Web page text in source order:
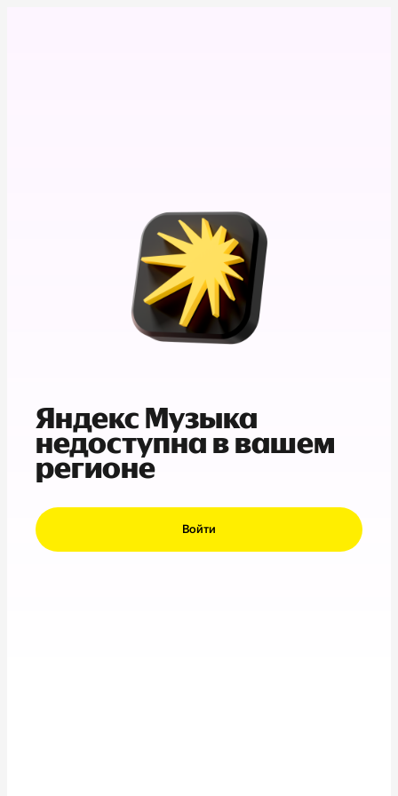
Яндекс Музыка
недоступна в вашем
регионе
Войти